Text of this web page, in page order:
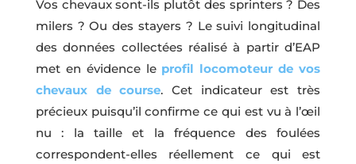
Vos chevaux sont-ils plutôt des sprinters ? Des
milers ? Ou des stayers ? Le suivi longitudinal
des données collectées réalisé à partir d’EAP
met en évidence le profil locomoteur de vos
chevaux de course. Cet indicateur est très
précieux puisqu’il confirme ce qui est vu à l’œil
nu : la taille et la fréquence des foulées
correspondent-elles réellement ce qui est